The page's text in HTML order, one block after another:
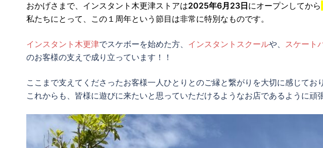
おかげさまで、インスタント木更津ストアは2025年6月23日にオープンしてから
私たちにとって、この１周年という節目は非常に特別なものです。
インスタント木更津でスケボーを始めた方、 インスタントスクールや、 スケート
のお客様の支えで成り立っています！！
ここまで支えてくださったお客様一人ひとりとのご縁と繋がりを大切に感じてお
これからも、皆様に遊びに来たいと思っていただけるようなお店であるように頑